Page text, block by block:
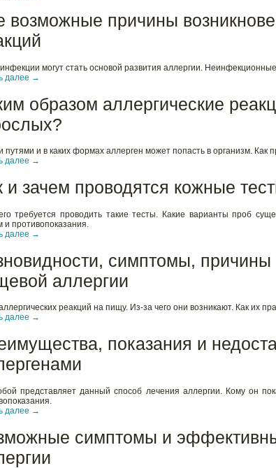
возможные причины
могут стать основой развития аллергии.
далее →
образом аллергические
путями и в каких формах аллерген может попасть в организм.
далее →
и зачем проводятся кожные
требуется проводить такие тесты. Какие варианты проб
и противопоказания.
далее →
симптомы,
аллергии
реакций на пищу. Из-за чего они возникают. Как их
далее →
показания и
представляет данный способ лечения аллергии. Кому он
далее →
симптомы и